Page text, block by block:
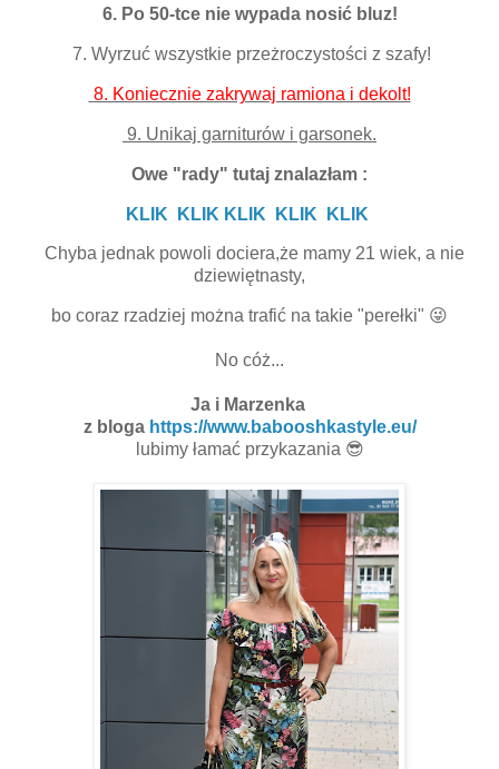
6. Po 50-tce nie wypada nosić bluz!
7. Wyrzuć wszystkie przeżroczystości z szafy!
8. Koniecznie zakrywaj ramiona i dekolt!
9. Unikaj garniturów i garsonek.
Owe "rady" tutaj znalazłam :
KLIK KLIK KLIK KLIK KLIK
Chyba jednak powoli dociera,że mamy 21 wiek, a nie
dziewiętnasty,
bo coraz rzadziej można trafić na takie "perełki" 😜
No cóż...
Ja i Marzenka
z bloga https://www.babooshkastyle.eu/
lubimy łamać przykazania 😎